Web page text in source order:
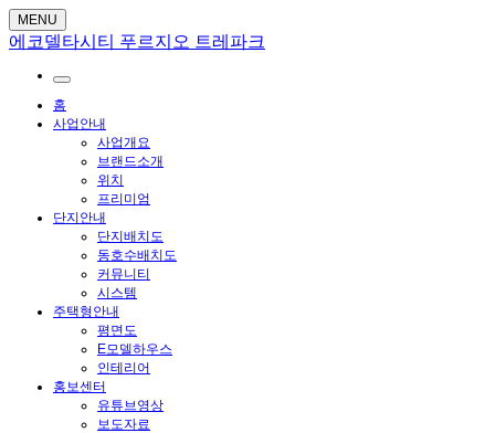
MENU
에코델타시티 푸르지오 트레파크
홈
사업안내
사업개요
브랜드소개
위치
프리미엄
단지안내
단지배치도
동호수배치도
커뮤니티
시스템
주택형안내
평면도
E모델하우스
인테리어
홍보센터
유튜브영상
보도자료